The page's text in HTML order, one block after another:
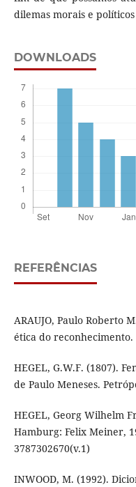
dilemas morais e
DOWNLOADS
REFERÊNCIAS
ARAUJO, Paulo Roberto
ética do reconhecimento.
HEGEL, G.W.F. (1807).
de Paulo Meneses.
HEGEL, Georg Wilhelm
Hamburg: Felix Meiner,
3787302670(v.1)
INWOOD, M. (1992).